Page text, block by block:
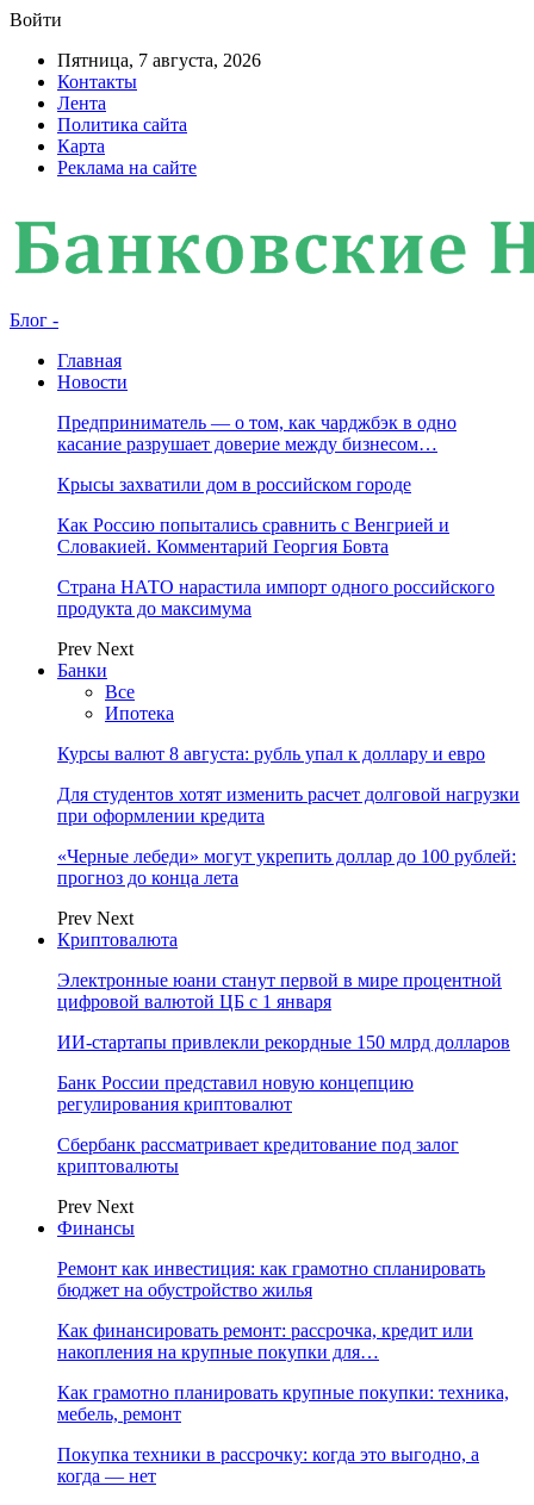
Войти
Пятница, 7 августа, 2026
Контакты
Лента
Политика сайта
Карта
Реклама на сайте
Блог -
Главная
Новости
Предприниматель — о том, как чарджбэк в одно
касание разрушает доверие между бизнесом…
Крысы захватили дом в российском городе
Как Россию попытались сравнить с Венгрией и
Словакией. Комментарий Георгия Бовта
Страна НАТО нарастила импорт одного российского
продукта до максимума
Prev Next
Банки
Все
Ипотека
Курсы валют 8 августа: рубль упал к доллару и евро
Для студентов хотят изменить расчет долговой нагрузки
при оформлении кредита
«Черные лебеди» могут укрепить доллар до 100 рублей:
прогноз до конца лета
Prev Next
Криптовалюта
Электронные юани станут первой в мире процентной
цифровой валютой ЦБ с 1 января
ИИ-стартапы привлекли рекордные 150 млрд долларов
Банк России представил новую концепцию
регулирования криптовалют
Сбербанк рассматривает кредитование под залог
криптовалюты
Prev Next
Финансы
Ремонт как инвестиция: как грамотно спланировать
бюджет на обустройство жилья
Как финансировать ремонт: рассрочка, кредит или
накопления на крупные покупки для…
Как грамотно планировать крупные покупки: техника,
мебель, ремонт
Покупка техники в рассрочку: когда это выгодно, а
когда — нет